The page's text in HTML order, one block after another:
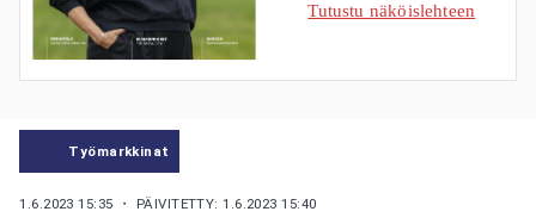
Tutustu näköislehteen
Työmarkkinat
1.6.2023 15:35 ・ PÄIVITETTY: 1.6.2023 15:40